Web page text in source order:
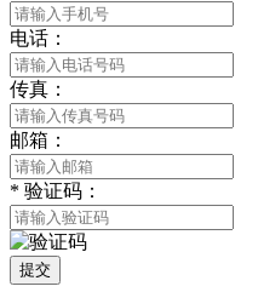
电话：
传真：
邮箱：
* 验证码：
提交